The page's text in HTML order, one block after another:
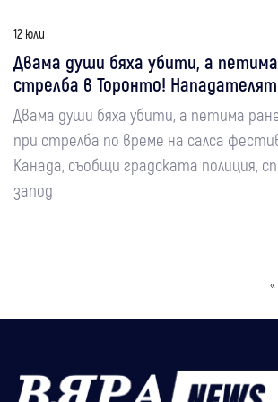
12 юли
Двама души бяха убити, а
стрелба в Торонто!
Двама души бяха убити, а петима
при стрелба по време на салса
Канада, съобщи градската полиция,
запод
«